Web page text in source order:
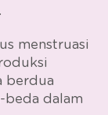
menstruasi
berdua
beda dalam